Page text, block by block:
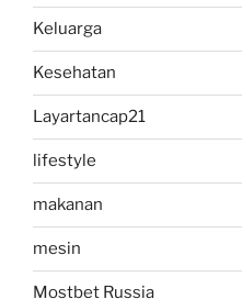
Keluarga
Kesehatan
Layartancap21
lifestyle
makanan
mesin
Mostbet Russia